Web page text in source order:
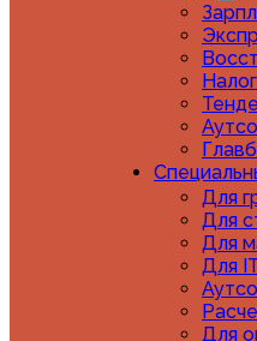
Для
Для
Для
Для
Для
Читать далее
Что такое
Читать далее